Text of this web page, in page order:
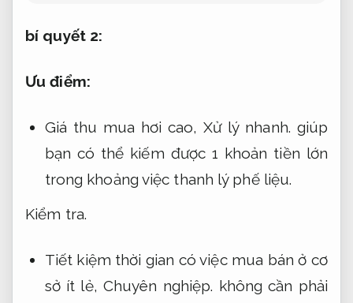
bí quyết 2:
Ưu điểm:
Giá thu mua hơi cao,Xử lý nhanh. giúp
bạn có thể kiếm được 1 khoản tiền lớn
trong khoảng việc thanh lý phế liệu.
Kiểm tra.
Tiết kiệm thời gian có việc mua bán ở cơ
sở ít lẻ, Chuyên nghiệp. không cần phải